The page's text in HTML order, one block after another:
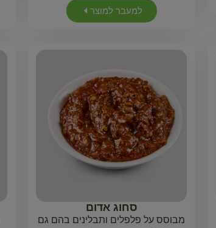
למעבר למוצר
סחוג אדום
מבוסס על פלפלים ותבלינים בהם גם